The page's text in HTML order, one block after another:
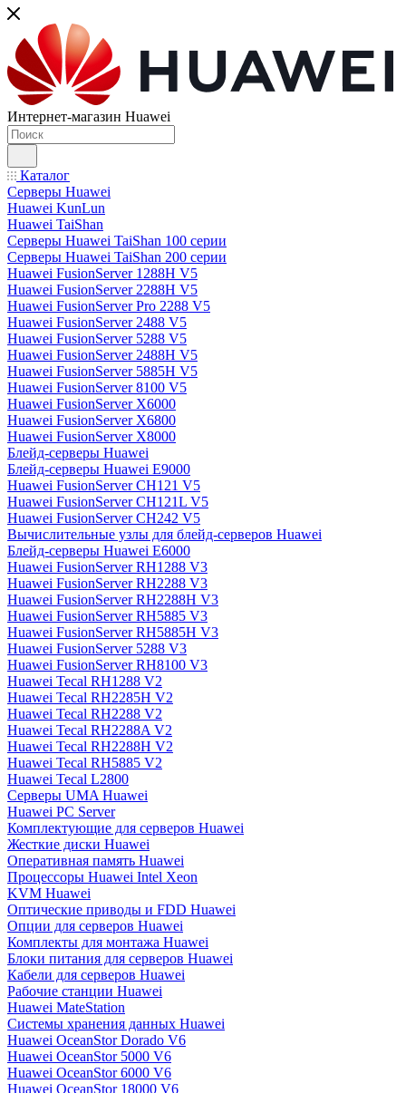
Интернет-магазин Huawei
Каталог
Серверы Huawei
Huawei KunLun
Huawei TaiShan
Серверы Huawei TaiShan 100 серии
Серверы Huawei TaiShan 200 серии
Huawei FusionServer 1288H V5
Huawei FusionServer 2288H V5
Huawei FusionServer Pro 2288 V5
Huawei FusionServer 2488 V5
Huawei FusionServer 5288 V5
Huawei FusionServer 2488H V5
Huawei FusionServer 5885H V5
Huawei FusionServer 8100 V5
Huawei FusionServer X6000
Huawei FusionServer X6800
Huawei FusionServer X8000
Блейд-серверы Huawei
Блейд-серверы Huawei E9000
Huawei FusionServer CH121 V5
Huawei FusionServer CH121L V5
Huawei FusionServer CH242 V5
Вычислительные узлы для блейд-серверов Huawei
Блейд-серверы Huawei E6000
Huawei FusionServer RH1288 V3
Huawei FusionServer RH2288 V3
Huawei FusionServer RH2288H V3
Huawei FusionServer RH5885 V3
Huawei FusionServer RH5885H V3
Huawei FusionServer 5288 V3
Huawei FusionServer RH8100 V3
Huawei Tecal RH1288 V2
Huawei Tecal RH2285H V2
Huawei Tecal RH2288 V2
Huawei Tecal RH2288A V2
Huawei Tecal RH2288H V2
Huawei Tecal RH5885 V2
Huawei Tecal L2800
Серверы UMA Huawei
Huawei PC Server
Комплектующие для серверов Huawei
Жесткие диски Huawei
Оперативная память Huawei
Процессоры Huawei Intel Xeon
KVM Huawei
Оптические приводы и FDD Huawei
Опции для серверов Huawei
Комплекты для монтажа Huawei
Блоки питания для серверов Huawei
Кабели для серверов Huawei
Рабочие станции Huawei
Huawei MateStation
Системы хранения данных Huawei
Huawei OceanStor Dorado V6
Huawei OceanStor 5000 V6
Huawei OceanStor 6000 V6
Huawei OceanStor 18000 V6